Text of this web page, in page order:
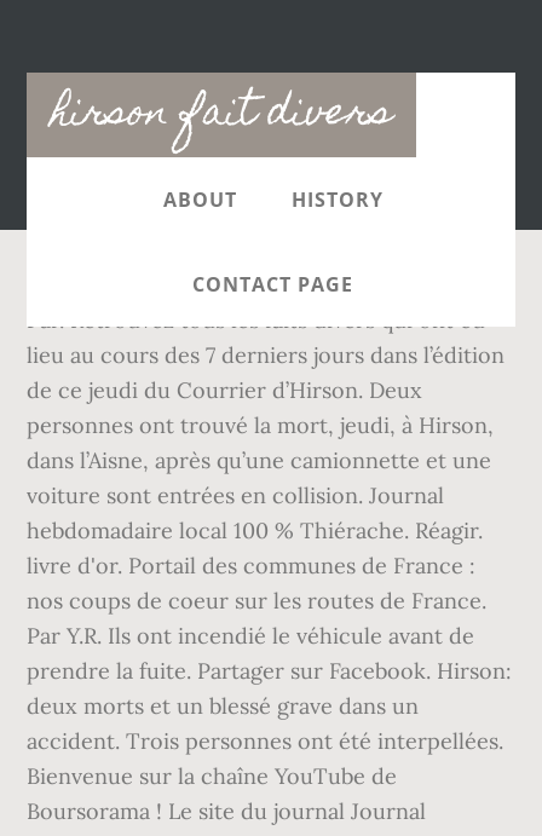
hirson fait divers
Main
navigation
ABOUT HISTORY
CONTACT PAGE
Par. Retrouvez tous les faits divers qui ont eu
lieu au cours des 7 derniers jours dans l’édition
de ce jeudi du Courrier d’Hirson. Deux
personnes ont trouvé la mort, jeudi, à Hirson,
dans l’Aisne, après qu’une camionnette et une
voiture sont entrées en collision. Journal
hebdomadaire local 100 % Thiérache. Réagir.
livre d'or. Portail des communes de France :
nos coups de coeur sur les routes de France.
Par Y.R. Ils ont incendié le véhicule avant de
prendre la fuite. Partager sur Facebook. Hirson:
deux morts et un blessé grave dans un
accident. Trois personnes ont été interpellées.
Bienvenue sur la chaîne YouTube de
Boursorama ! Le site du journal Journal